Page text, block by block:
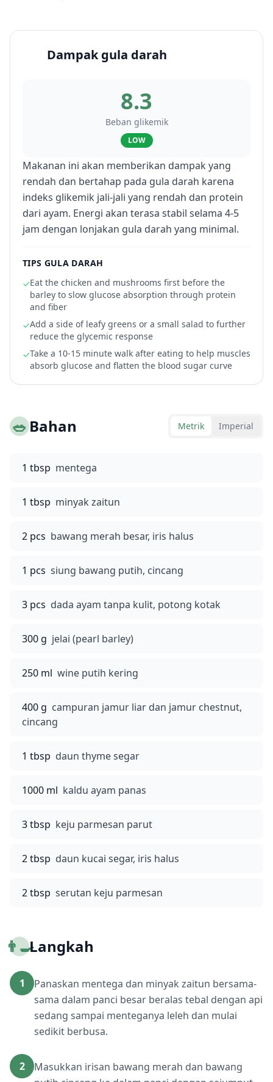
Dampak gula darah
8.3
Beban glikemik
LOW
Makanan ini akan memberikan dampak yang
rendah dan bertahap pada gula darah karena
indeks glikemik jali-jali yang rendah dan protein
dari ayam. Energi akan terasa stabil selama 4-5
jam dengan lonjakan gula darah yang minimal.
TIPS GULA DARAH
✓Eat the chicken and mushrooms first before the
barley to slow glucose absorption through protein
and fiber
✓Add a side of leafy greens or a small salad to further
reduce the glycemic response
✓Take a 10-15 minute walk after eating to help muscles
absorb glucose and flatten the blood sugar curve
🥗Bahan Metrik Imperial
1 tbsp mentega
1 tbsp minyak zaitun
2 pcs bawang merah besar, iris halus
1 pcs siung bawang putih, cincang
3 pcs dada ayam tanpa kulit, potong kotak
300 g jelai (pearl barley)
250 ml wine putih kering
400 g campuran jamur liar dan jamur chestnut,
cincang
1 tbsp daun thyme segar
1000 ml kaldu ayam panas
3 tbsp keju parmesan parut
2 tbsp daun kucai segar, iris halus
2 tbsp serutan keju parmesan
👨‍🍳Langkah
1
Panaskan mentega dan minyak zaitun bersama-
sama dalam panci besar beralas tebal dengan api
sedang sampai menteganya leleh dan mulai
sedikit berbusa.
2
Masukkan irisan bawang merah dan bawang